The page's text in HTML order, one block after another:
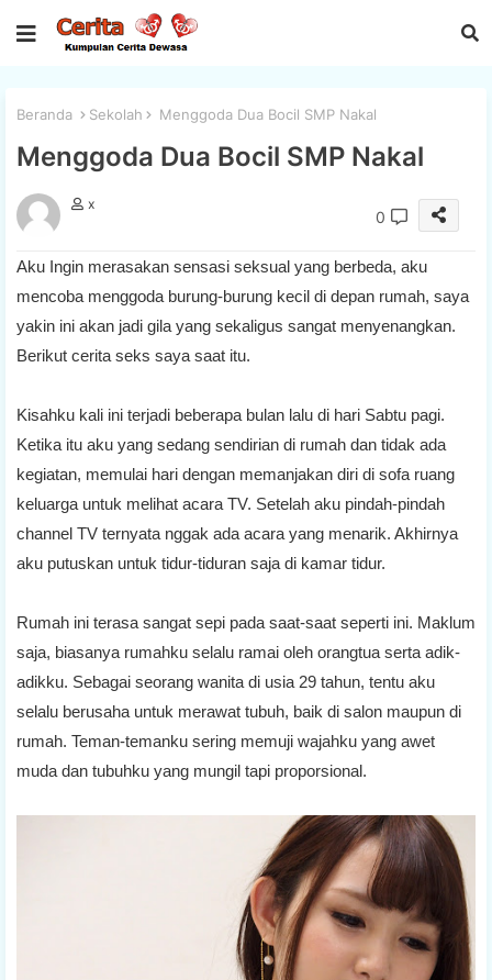
Beranda Sekolah Menggoda Dua Bocil SMP Nakal
Menggoda Dua Bocil SMP Nakal
x
0
Aku Ingin merasakan sensasi seksual yang berbeda, aku
mencoba menggoda burung-burung kecil di depan rumah, saya
yakin ini akan jadi gila yang sekaligus sangat menyenangkan.
Berikut cerita seks saya saat itu.
Kisahku kali ini terjadi beberapa bulan lalu di hari Sabtu pagi.
Ketika itu aku yang sedang sendirian di rumah dan tidak ada
kegiatan, memulai hari dengan memanjakan diri di sofa ruang
keluarga untuk melihat acara TV. Setelah aku pindah-pindah
channel TV ternyata nggak ada acara yang menarik. Akhirnya
aku putuskan untuk tidur-tiduran saja di kamar tidur.
Rumah ini terasa sangat sepi pada saat-saat seperti ini. Maklum
saja, biasanya rumahku selalu ramai oleh orangtua serta adik-
adikku. Sebagai seorang wanita di usia 29 tahun, tentu aku
selalu berusaha untuk merawat tubuh, baik di salon maupun di
rumah. Teman-temanku sering memuji wajahku yang awet
muda dan tubuhku yang mungil tapi proporsional.